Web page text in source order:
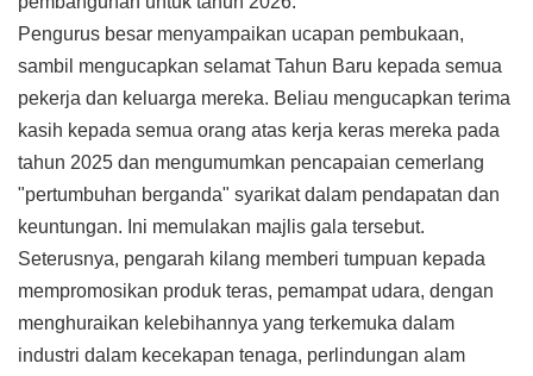
Pengurus besar menyampaikan ucapan pembukaan,
sambil mengucapkan selamat Tahun Baru kepada semua
pekerja dan keluarga mereka. Beliau mengucapkan terima
kasih kepada semua orang atas kerja keras mereka pada
tahun 2025 dan mengumumkan pencapaian cemerlang
"pertumbuhan berganda" syarikat dalam pendapatan dan
keuntungan. Ini memulakan majlis gala tersebut.
Seterusnya, pengarah kilang memberi tumpuan kepada
mempromosikan produk teras, pemampat udara, dengan
menghuraikan kelebihannya yang terkemuka dalam
industri dalam kecekapan tenaga, perlindungan alam